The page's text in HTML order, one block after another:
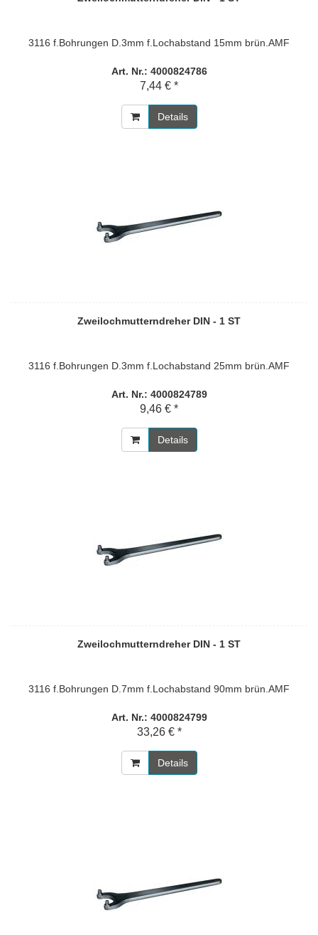
3116 f.Bohrungen D.3mm f.Lochabstand 15mm brün.AMF
Art. Nr.: 4000824786
7,44 € *
Details
Zweilochmutterndreher DIN - 1 ST
3116 f.Bohrungen D.3mm f.Lochabstand 25mm brün.AMF
Art. Nr.: 4000824789
9,46 € *
Details
Zweilochmutterndreher DIN - 1 ST
3116 f.Bohrungen D.7mm f.Lochabstand 90mm brün.AMF
Art. Nr.: 4000824799
33,26 € *
Details